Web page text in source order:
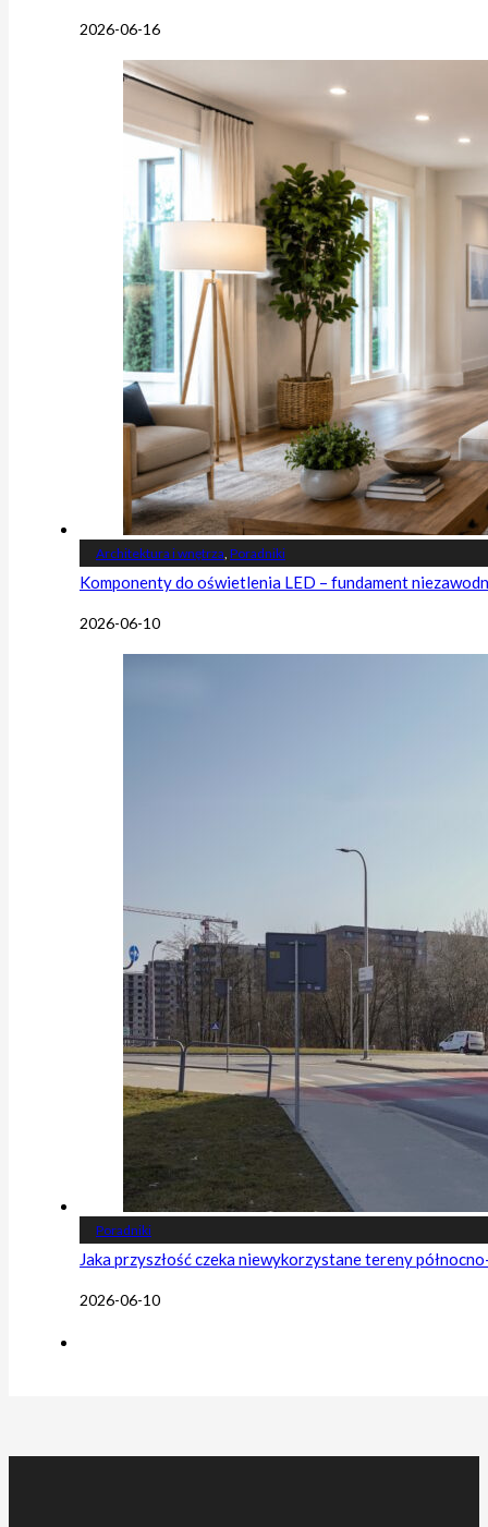
2026-06-16
Architektura i wnętrza Poradniki
Komponenty do oświetlenia LED – fundament
2026-06-10
Poradniki
Jaka przyszłość czeka niewykorzystane tereny
2026-06-10